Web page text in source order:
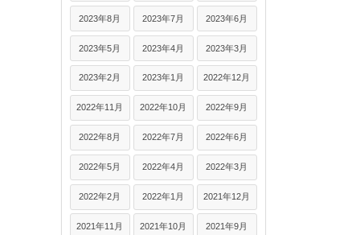
2023年8月 2023年7月 2023年6月
2023年5月 2023年4月 2023年3月
2023年2月 2023年1月 2022年12月
2022年11月 2022年10月 2022年9月
2022年8月 2022年7月 2022年6月
2022年5月 2022年4月 2022年3月
2022年2月 2022年1月 2021年12月
2021年11月 2021年10月 2021年9月